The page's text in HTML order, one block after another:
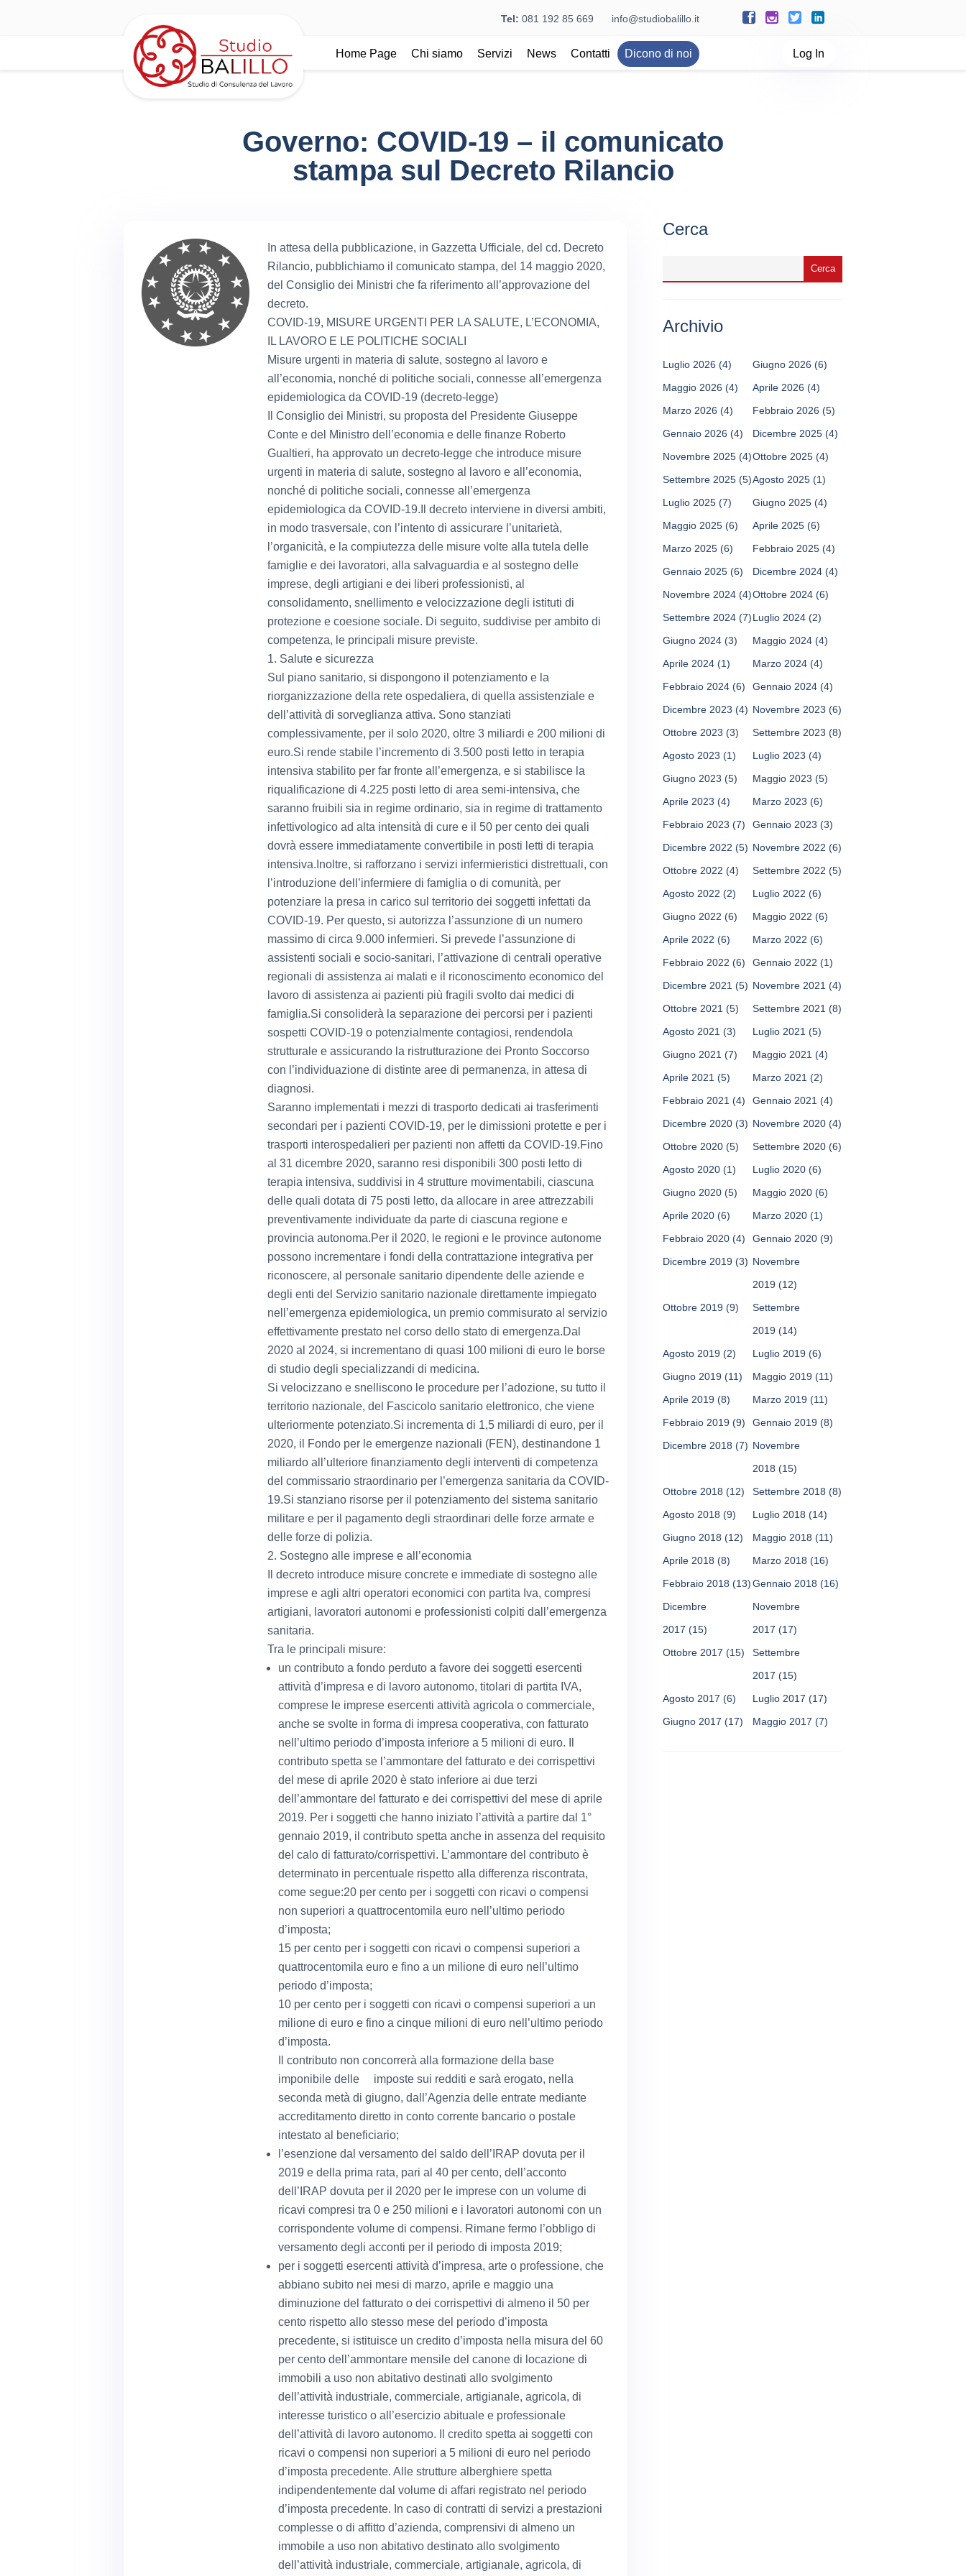
Tel: 081 192 85 669 info@studiobalillo.it
Home Page Chi siamo Servizi News Contatti Dicono di noi Log In
Governo: COVID-19 – il comunicato
stampa sul Decreto Rilancio
In attesa della pubblicazione, in Gazzetta Ufficiale, del cd. Decreto
Rilancio, pubblichiamo il comunicato stampa, del 14 maggio 2020,
del Consiglio dei Ministri che fa riferimento all’approvazione del
decreto.
COVID-19, MISURE URGENTI PER LA SALUTE, L’ECONOMIA,
IL LAVORO E LE POLITICHE SOCIALI
Misure urgenti in materia di salute, sostegno al lavoro e
all’economia, nonché di politiche sociali, connesse all’emergenza
epidemiologica da COVID-19 (decreto-legge)
Il Consiglio dei Ministri, su proposta del Presidente Giuseppe
Conte e del Ministro dell’economia e delle finanze Roberto
Gualtieri, ha approvato un decreto-legge che introduce misure
urgenti in materia di salute, sostegno al lavoro e all’economia,
nonché di politiche sociali, connesse all’emergenza
epidemiologica da COVID-19.Il decreto interviene in diversi ambiti,
in modo trasversale, con l’intento di assicurare l’unitarietà,
l’organicità, e la compiutezza delle misure volte alla tutela delle
famiglie e dei lavoratori, alla salvaguardia e al sostegno delle
imprese, degli artigiani e dei liberi professionisti, al
consolidamento, snellimento e velocizzazione degli istituti di
protezione e coesione sociale. Di seguito, suddivise per ambito di
competenza, le principali misure previste.
1. Salute e sicurezza
Sul piano sanitario, si dispongono il potenziamento e la
riorganizzazione della rete ospedaliera, di quella assistenziale e
dell’attività di sorveglianza attiva. Sono stanziati
complessivamente, per il solo 2020, oltre 3 miliardi e 200 milioni di
euro.Si rende stabile l’incremento di 3.500 posti letto in terapia
intensiva stabilito per far fronte all’emergenza, e si stabilisce la
riqualificazione di 4.225 posti letto di area semi-intensiva, che
saranno fruibili sia in regime ordinario, sia in regime di trattamento
infettivologico ad alta intensità di cure e il 50 per cento dei quali
dovrà essere immediatamente convertibile in posti letti di terapia
intensiva.Inoltre, si rafforzano i servizi infermieristici distrettuali, con
l’introduzione dell’infermiere di famiglia o di comunità, per
potenziare la presa in carico sul territorio dei soggetti infettati da
COVID-19. Per questo, si autorizza l’assunzione di un numero
massimo di circa 9.000 infermieri. Si prevede l’assunzione di
assistenti sociali e socio-sanitari, l’attivazione di centrali operative
regionali di assistenza ai malati e il riconoscimento economico del
lavoro di assistenza ai pazienti più fragili svolto dai medici di
famiglia.Si consoliderà la separazione dei percorsi per i pazienti
sospetti COVID-19 o potenzialmente contagiosi, rendendola
strutturale e assicurando la ristrutturazione dei Pronto Soccorso
con l’individuazione di distinte aree di permanenza, in attesa di
diagnosi.
Saranno implementati i mezzi di trasporto dedicati ai trasferimenti
secondari per i pazienti COVID-19, per le dimissioni protette e per i
trasporti interospedalieri per pazienti non affetti da COVID-19.Fino
al 31 dicembre 2020, saranno resi disponibili 300 posti letto di
terapia intensiva, suddivisi in 4 strutture movimentabili, ciascuna
delle quali dotata di 75 posti letto, da allocare in aree attrezzabili
preventivamente individuate da parte di ciascuna regione e
provincia autonoma.Per il 2020, le regioni e le province autonome
possono incrementare i fondi della contrattazione integrativa per
riconoscere, al personale sanitario dipendente delle aziende e
degli enti del Servizio sanitario nazionale direttamente impiegato
nell’emergenza epidemiologica, un premio commisurato al servizio
effettivamente prestato nel corso dello stato di emergenza.Dal
2020 al 2024, si incrementano di quasi 100 milioni di euro le borse
di studio degli specializzandi di medicina.
Si velocizzano e snelliscono le procedure per l’adozione, su tutto il
territorio nazionale, del Fascicolo sanitario elettronico, che viene
ulteriormente potenziato.Si incrementa di 1,5 miliardi di euro, per il
2020, il Fondo per le emergenze nazionali (FEN), destinandone 1
miliardo all’ulteriore finanziamento degli interventi di competenza
del commissario straordinario per l’emergenza sanitaria da COVID-
19.Si stanziano risorse per il potenziamento del sistema sanitario
militare e per il pagamento degli straordinari delle forze armate e
delle forze di polizia.
2. Sostegno alle imprese e all’economia
Il decreto introduce misure concrete e immediate di sostegno alle
imprese e agli altri operatori economici con partita Iva, compresi
artigiani, lavoratori autonomi e professionisti colpiti dall’emergenza
sanitaria.
Tra le principali misure:
un contributo a fondo perduto a favore dei soggetti esercenti
attività d’impresa e di lavoro autonomo, titolari di partita IVA,
comprese le imprese esercenti attività agricola o commerciale,
anche se svolte in forma di impresa cooperativa, con fatturato
nell’ultimo periodo d’imposta inferiore a 5 milioni di euro. Il
contributo spetta se l’ammontare del fatturato e dei corrispettivi
del mese di aprile 2020 è stato inferiore ai due terzi
dell’ammontare del fatturato e dei corrispettivi del mese di aprile
2019. Per i soggetti che hanno iniziato l’attività a partire dal 1°
gennaio 2019, il contributo spetta anche in assenza del requisito
del calo di fatturato/corrispettivi. L’ammontare del contributo è
determinato in percentuale rispetto alla differenza riscontrata,
come segue:20 per cento per i soggetti con ricavi o compensi
non superiori a quattrocentomila euro nell’ultimo periodo
d’imposta;
15 per cento per i soggetti con ricavi o compensi superiori a
quattrocentomila euro e fino a un milione di euro nell’ultimo
periodo d’imposta;
10 per cento per i soggetti con ricavi o compensi superiori a un
milione di euro e fino a cinque milioni di euro nell’ultimo periodo
d’imposta.
Il contributo non concorrerà alla formazione della base
imponibile delle imposte sui redditi e sarà erogato, nella
seconda metà di giugno, dall’Agenzia delle entrate mediante
accreditamento diretto in conto corrente bancario o postale
intestato al beneficiario;
l’esenzione dal versamento del saldo dell’IRAP dovuta per il
2019 e della prima rata, pari al 40 per cento, dell’acconto
dell’IRAP dovuta per il 2020 per le imprese con un volume di
ricavi compresi tra 0 e 250 milioni e i lavoratori autonomi con un
corrispondente volume di compensi. Rimane fermo l’obbligo di
versamento degli acconti per il periodo di imposta 2019;
per i soggetti esercenti attività d’impresa, arte o professione, che
abbiano subito nei mesi di marzo, aprile e maggio una
diminuzione del fatturato o dei corrispettivi di almeno il 50 per
cento rispetto allo stesso mese del periodo d’imposta
precedente, si istituisce un credito d’imposta nella misura del 60
per cento dell’ammontare mensile del canone di locazione di
immobili a uso non abitativo destinati allo svolgimento
dell’attività industriale, commerciale, artigianale, agricola, di
interesse turistico o all’esercizio abituale e professionale
dell’attività di lavoro autonomo. Il credito spetta ai soggetti con
ricavi o compensi non superiori a 5 milioni di euro nel periodo
d’imposta precedente. Alle strutture alberghiere spetta
indipendentemente dal volume di affari registrato nel periodo
d’imposta precedente. In caso di contratti di servizi a prestazioni
complesse o di affitto d’azienda, comprensivi di almeno un
immobile a uso non abitativo destinato allo svolgimento
dell’attività industriale, commerciale, artigianale, agricola, di
Cerca
Archivio
Luglio 2026 (4) Giugno 2026 (6)
Maggio 2026 (4) Aprile 2026 (4)
Marzo 2026 (4) Febbraio 2026 (5)
Gennaio 2026 (4) Dicembre 2025 (4)
Novembre 2025 (4)Ottobre 2025 (4)
Settembre 2025 (5)Agosto 2025 (1)
Luglio 2025 (7) Giugno 2025 (4)
Maggio 2025 (6) Aprile 2025 (6)
Marzo 2025 (6) Febbraio 2025 (4)
Gennaio 2025 (6) Dicembre 2024 (4)
Novembre 2024 (4)Ottobre 2024 (6)
Settembre 2024 (7)Luglio 2024 (2)
Giugno 2024 (3) Maggio 2024 (4)
Aprile 2024 (1) Marzo 2024 (4)
Febbraio 2024 (6) Gennaio 2024 (4)
Dicembre 2023 (4) Novembre 2023 (6)
Ottobre 2023 (3) Settembre 2023 (8)
Agosto 2023 (1) Luglio 2023 (4)
Giugno 2023 (5) Maggio 2023 (5)
Aprile 2023 (4) Marzo 2023 (6)
Febbraio 2023 (7) Gennaio 2023 (3)
Dicembre 2022 (5) Novembre 2022 (6)
Ottobre 2022 (4) Settembre 2022 (5)
Agosto 2022 (2) Luglio 2022 (6)
Giugno 2022 (6) Maggio 2022 (6)
Aprile 2022 (6) Marzo 2022 (6)
Febbraio 2022 (6) Gennaio 2022 (1)
Dicembre 2021 (5) Novembre 2021 (4)
Ottobre 2021 (5) Settembre 2021 (8)
Agosto 2021 (3) Luglio 2021 (5)
Giugno 2021 (7) Maggio 2021 (4)
Aprile 2021 (5) Marzo 2021 (2)
Febbraio 2021 (4) Gennaio 2021 (4)
Dicembre 2020 (3) Novembre 2020 (4)
Ottobre 2020 (5) Settembre 2020 (6)
Agosto 2020 (1) Luglio 2020 (6)
Giugno 2020 (5) Maggio 2020 (6)
Aprile 2020 (6) Marzo 2020 (1)
Febbraio 2020 (4) Gennaio 2020 (9)
Dicembre 2019 (3) Novembre
2019 (12)
Ottobre 2019 (9)
Settembre
2019 (14)
Agosto 2019 (2) Luglio 2019 (6)
Giugno 2019 (11) Maggio 2019 (11)
Aprile 2019 (8) Marzo 2019 (11)
Febbraio 2019 (9) Gennaio 2019 (8)
Dicembre 2018 (7) Novembre
2018 (15)
Ottobre 2018 (12) Settembre 2018 (8)
Agosto 2018 (9) Luglio 2018 (14)
Giugno 2018 (12) Maggio 2018 (11)
Aprile 2018 (8) Marzo 2018 (16)
Febbraio 2018 (13)Gennaio 2018 (16)
Dicembre
2017 (15)
Novembre
2017 (17)
Ottobre 2017 (15)
Settembre
2017 (15)
Agosto 2017 (6) Luglio 2017 (17)
Giugno 2017 (17) Maggio 2017 (7)